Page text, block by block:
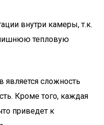
внутри камеры, т.к.
тепловую
является сложность
Кроме того, каждая
приведет к